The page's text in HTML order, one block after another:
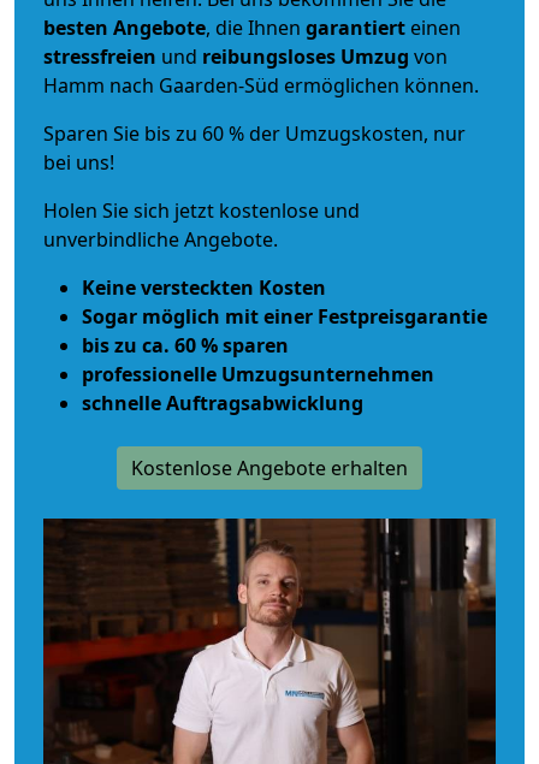
besten Angebote, die Ihnen garantiert einen
stressfreien und reibungsloses Umzug von
Hamm nach Gaarden-Süd ermöglichen können.
Sparen Sie bis zu 60 % der Umzugskosten, nur
bei uns!
Holen Sie sich jetzt kostenlose und
unverbindliche Angebote.
Keine versteckten Kosten
Sogar möglich mit einer Festpreisgarantie
bis zu ca. 60 % sparen
professionelle Umzugsunternehmen
schnelle Auftragsabwicklung
Kostenlose Angebote erhalten